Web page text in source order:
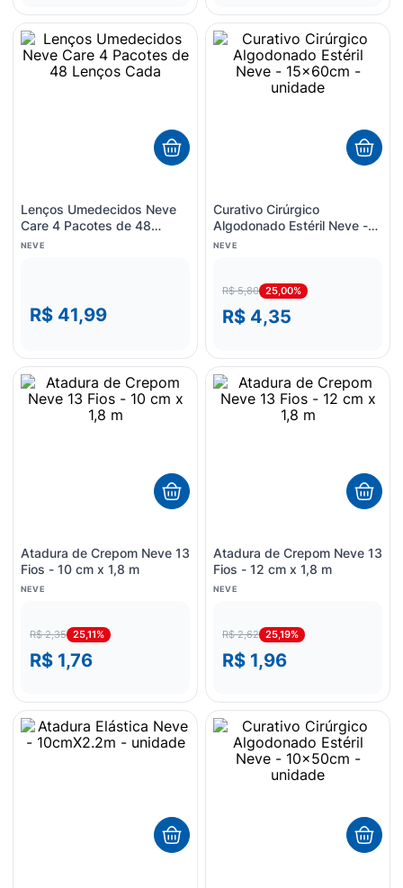
Lenços Umedecidos Neve
Care 4 Pacotes de 48
Lenços Cada
NEVE
R$ 41,99
Curativo Cirúrgico
Algodonado Estéril Neve -
15x60cm - unidade
NEVE
R$ 5,80 25,00%
R$ 4,35
Atadura de Crepom Neve 13
Fios - 10 cm x 1,8 m
NEVE
R$ 2,35 25,11%
R$ 1,76
Atadura de Crepom Neve 13
Fios - 12 cm x 1,8 m
NEVE
R$ 2,62 25,19%
R$ 1,96